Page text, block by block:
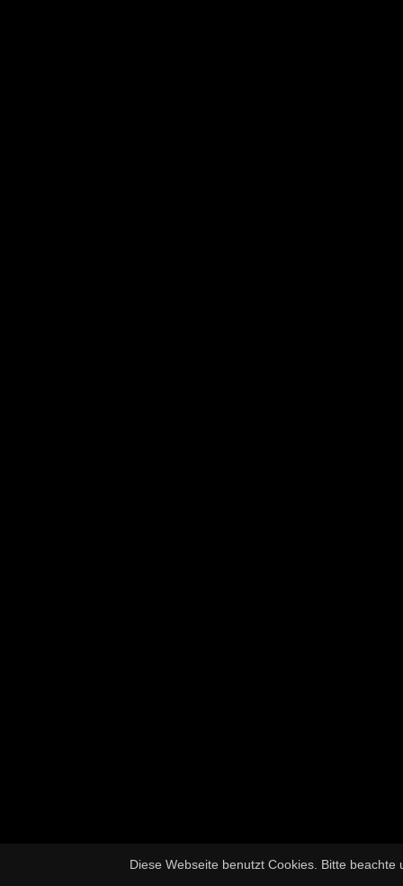
Diese Webseite benutzt Cookies. Bitte beachte